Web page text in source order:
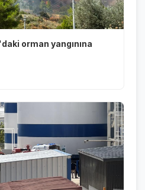
orman yangınına